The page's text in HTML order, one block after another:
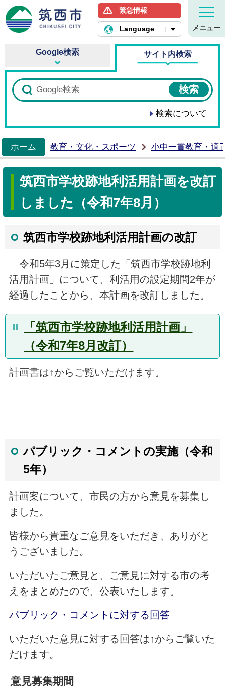
筑西市ホームページ
緊急情報
Language メニュー
Google検索 サイト内検索
検索について
ホーム
教育・文化・スポーツ 小中一貫教育・適
筑西市学校跡地利活用計画を改訂
しました（令和7年8月）
筑西市学校跡地利活用計画の改訂
令和5年3月に策定した「筑西市学校跡地利
活用計画」について、利活用の設定期間2年が
経過したことから、本計画を改訂しました。
「筑西市学校跡地利活用計画」
（令和7年8月改訂）
計画書は↑からご覧いただけます。
パブリック・コメントの実施（令和
5年）
計画案について、市民の方から意見を募集し
ました。
皆様から貴重なご意見をいただき、ありがと
うございました。
いただいたご意見と、ご意見に対する市の考
えをまとめたので、公表いたします。
パブリック・コメントに対する回答
いただいた意見に対する回答は↑からご覧いた
だけます。
意見募集期間